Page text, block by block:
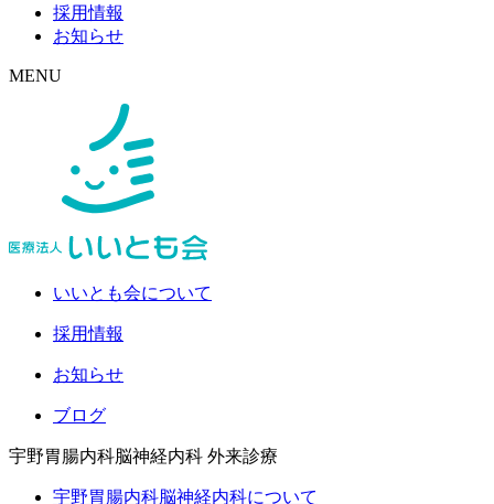
採用情報
お知らせ
MENU
いいとも会について
採用情報
お知らせ
ブログ
宇野胃腸内科脳神経内科 外来診療
宇野胃腸内科脳神経内科について